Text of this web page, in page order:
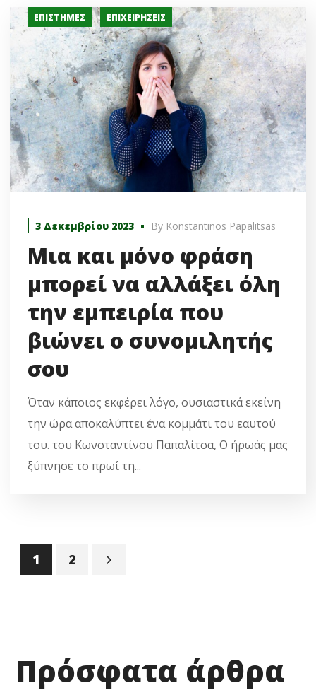
ΕΠΙΣΤΉΜΕΣ ΕΠΙΧΕΙΡΉΣΕΙΣ
3 Δεκεμβρίου 2023 By Konstantinos Papalitsas
Μια και μόνο φράση
μπορεί να αλλάξει όλη
την εμπειρία που
βιώνει ο συνομιλητής
σου
Όταν κάποιος εκφέρει λόγο, ουσιαστικά εκείνη
την ώρα αποκαλύπτει ένα κομμάτι του εαυτού
του. του Κωνσταντίνου Παπαλίτσα, Ο ήρωάς μας
ξύπνησε το πρωί τη...
1 2
Πρόσφατα άρθρα